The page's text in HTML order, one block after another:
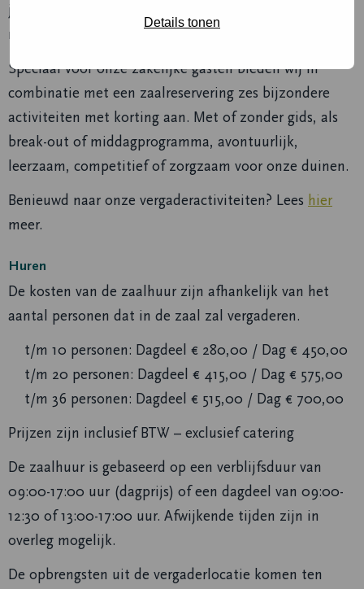
Details tonen
je inspireren door dit unieke stukje natuur. Hierdoor
maak je van je bijeenkomst een bijzondere belevenis.
Speciaal voor onze zakelijke gasten bieden wij in
combinatie met een zaalreservering zes bijzondere
activiteiten met korting aan. Met of zonder gids, als
break-out of middagprogramma, avontuurlijk,
leerzaam, competitief of zorgzaam voor onze duinen.
Benieuwd naar onze vergaderactiviteiten? Lees hier
meer.
Huren
De kosten van de zaalhuur zijn afhankelijk van het
aantal personen dat in de zaal zal vergaderen.
t/m 10 personen: Dagdeel € 280,00 / Dag € 450,00
t/m 20 personen: Dagdeel € 415,00 / Dag € 575,00
t/m 36 personen: Dagdeel € 515,00 / Dag € 700,00
Prijzen zijn inclusief BTW – exclusief catering
De zaalhuur is gebaseerd op een verblijfsduur van
09:00-17:00 uur (dagprijs) of een dagdeel van 09:00-
12:30 of 13:00-17:00 uur. Afwijkende tijden zijn in
overleg mogelijk.
De opbrengsten uit de vergaderlocatie komen ten